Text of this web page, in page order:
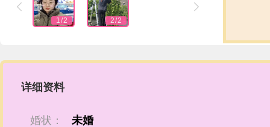

1/2 2/2

详细资料
婚状： 未婚